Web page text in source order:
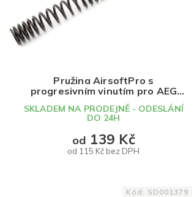
t
ů
u
Pružina AirsoftPro s
progresivním vinutím pro AEG
(různé síly)
SKLADEM NA PRODEJNĚ - ODESLÁNÍ
DO 24H
od 115 Kč bez DPH
od 139 Kč
Kód: SD001379